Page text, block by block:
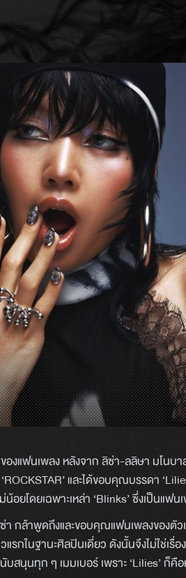
งแฟนเพลง หลังจาก ลิซ่า-ลลิษา มโน
และได้ขอบคุณบรรดา
ยโดยเฉพาะเหล่า ‘Blinks’ ซึ่งเป็นแฟ
กล้าพูดถึงและขอบคุณแฟนเพลงของตัว
ในฐานะศิลปินเดี่ยว ดังนั้นจึงไม่ใช่เรื่
นทุก ๆ เมมเบอร์ เพราะ ‘Lilies’ ก็คือ